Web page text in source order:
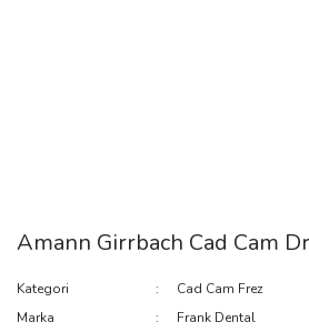
Amann Girrbach Cad Cam
Kategori
Cad Cam Frez
Marka
Frank Dental